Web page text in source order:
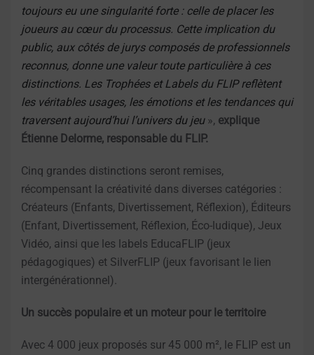
toujours eu une singularité forte : celle de placer les
joueurs au cœur du processus. Cette implication du
public, aux côtés de jurys composés de professionnels
reconnus, donne une valeur toute particulière à ces
distinctions. Les Trophées et Labels du FLIP reflètent
les véritables usages, les émotions et les tendances qui
traversent aujourd’hui l’univers du jeu», explique
Étienne Delorme, responsable du FLIP.
Cinq grandes distinctions seront remises,
récompensant la créativité dans diverses catégories :
Créateurs (Enfants, Divertissement, Réflexion), Éditeurs
(Enfant, Divertissement, Réflexion, Éco-ludique), Jeux
Vidéo, ainsi que les labels EducaFLIP (jeux
pédagogiques) et SilverFLIP (jeux favorisant le lien
intergénérationnel).
Un succès populaire et un moteur pour le territoire
Avec 4 000 jeux proposés sur 45 000 m², le FLIP est un